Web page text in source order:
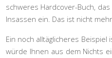
schweres Hardcover-Buch,
Insassen ein. Das ist nicht
Ein noch alltäglicheres
würde Ihnen aus dem Nichts